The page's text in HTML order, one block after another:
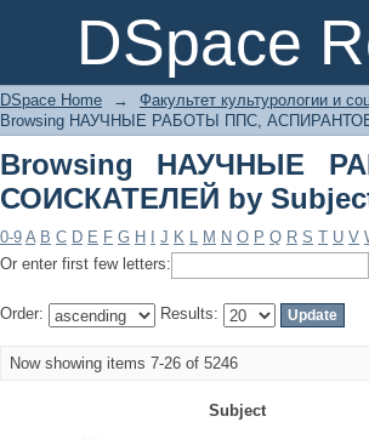
DSpace
Browsing НАУЧНЫЕ
DSpace Home →
Факультет культурологии и
Browsing НАУЧНЫЕ РАБОТЫ ППС,
Browsing НАУЧНЫЕ
СОИСКАТЕЛЕЙ by
0-9 A B C D E F G H J K L M N O P Q R S T U V
Or enter first few letters:
Order: Results:
Now showing items 7-26 of 5246
Subject